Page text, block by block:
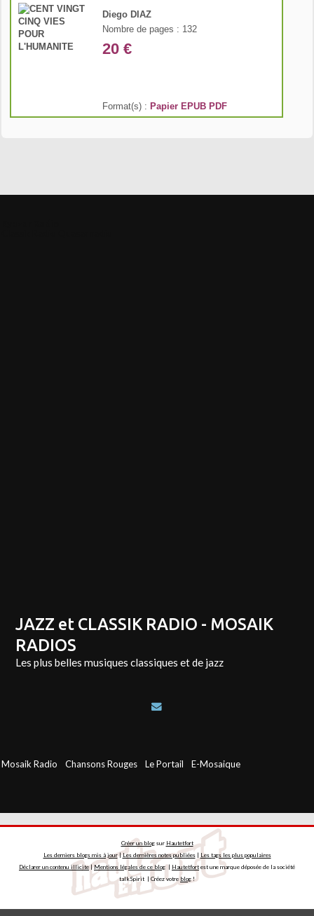
Diego DIAZ
Nombre de pages : 132
20 €
Format(s) : Papier EPUB PDF
JAZZ et CLASSIK RADIO - MOSAIK
RADIOS
Les plus belles musiques classiques et de jazz
Mosaik Radio Chansons Rouges Le Portail E-Mosaique
Créer un blogsur Hautetfort
Les derniers blogs mis à jour|Les dernières notes publiées| Les tags les plus populaires
Déclarer un contenu illicite|Mentions légales de ce blog | Hautetfort est une marque déposée de la société
talkSpirit | Créez votre blog!